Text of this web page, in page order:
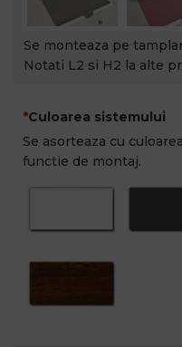
Se monteaza pe
Notati L2 si H2 la alte
Culoarea sistemului
Se asorteaza cu
functie de montaj.